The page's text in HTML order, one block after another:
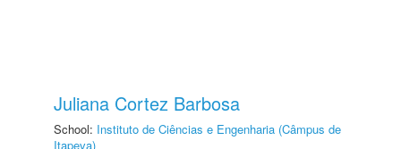
Juliana Cortez Barbosa
School: Instituto de Ciências e Engenharia (Câmpus de
Itapeva)